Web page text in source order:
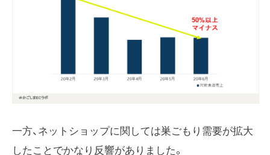
一方、ネットショップに関しては巣ごもり需要が拡大
したことでかなり反響がありました。